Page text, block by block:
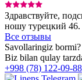
Здравствуйте,
ношу турецкий 46.
Все отзывы
Savollaringiz bormi?
Biz bilan qulay
+998 (78) 122-09-88